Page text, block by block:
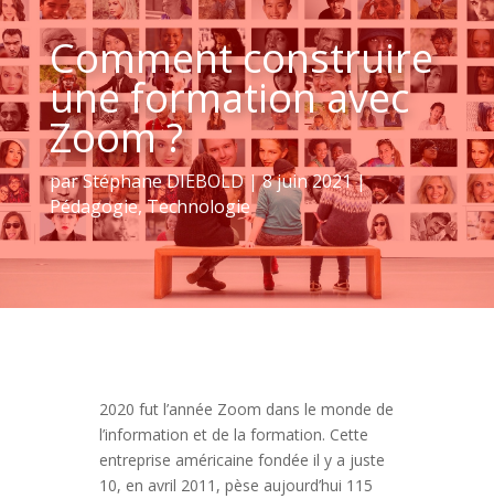
Comment construire
une formation avec
Zoom ?
parStéphane DIEBOLD|8 juin 2021|
Pédagogie,Technologie
2020 fut l’année Zoom dans le monde de
l’information et de la formation. Cette
entreprise américaine fondée il y a juste
10, en avril 2011, pèse aujourd’hui 115